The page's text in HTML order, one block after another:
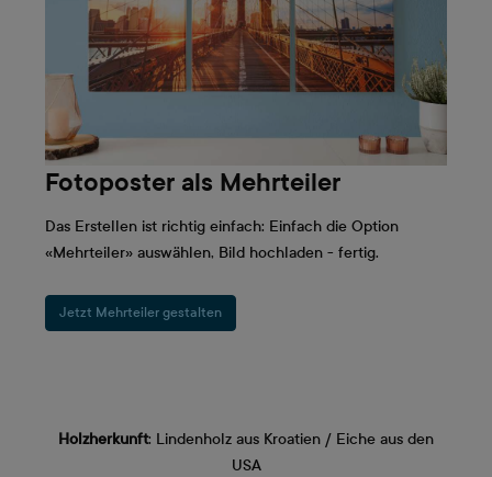
Fotoposter als Mehrteiler
Das Erstellen ist richtig einfach: Einfach die Option
«Mehrteiler» auswählen, Bild hochladen - fertig.
Jetzt Mehrteiler gestalten
Holzherkunft: Lindenholz aus Kroatien / Eiche aus den
USA